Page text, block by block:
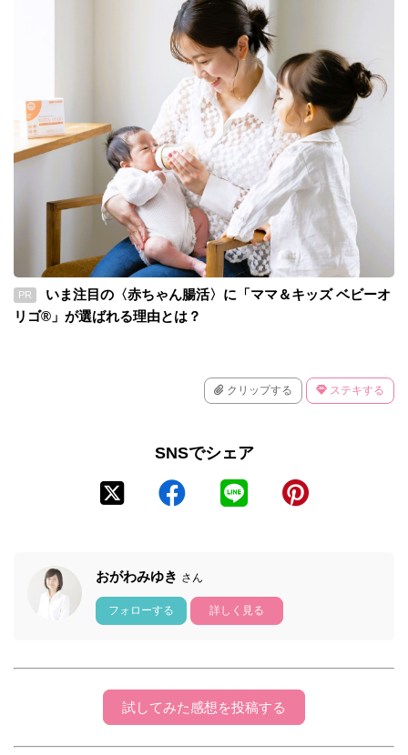
PR
いま注目の〈赤ちゃん腸活〉に「ママ＆キッズ ベビーオ
リゴ®」が選ばれる理由とは？
クリップする ステキする
SNSでシェア
おがわみゆき さん
フォローする 詳しく見る
試してみた感想を投稿する